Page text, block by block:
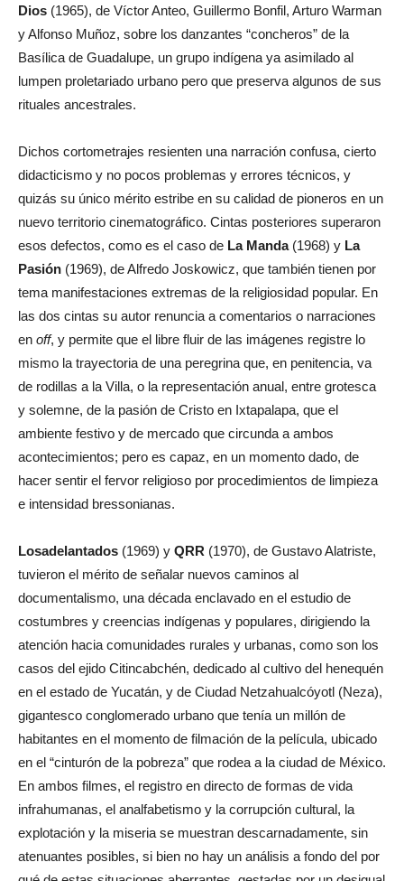
Dios (1965), de Víctor Anteo, Guillermo Bonfil, Arturo Warman
y Alfonso Muñoz, sobre los danzantes “concheros” de la
Basílica de Guadalupe, un grupo indígena ya asimilado al
lumpen proletariado urbano pero que preserva algunos de sus
rituales ancestrales.
Dichos cortometrajes resienten una narración confusa, cierto
didacticismo y no pocos problemas y errores técnicos, y
quizás su único mérito estribe en su calidad de pioneros en un
nuevo territorio cinematográfico. Cintas posteriores superaron
esos defectos, como es el caso de La Manda(1968) y La
Pasión (1969), de Alfredo Joskowicz, que también tienen por
tema manifestaciones extremas de la religiosidad popular. En
las dos cintas su autor renuncia a comentarios o narraciones
en off, y permite que el libre fluir de las imágenes registre lo
mismo la trayectoria de una peregrina que, en penitencia, va
de rodillas a la Villa, o la representación anual, entre grotesca
y solemne, de la pasión de Cristo en Ixtapalapa, que el
ambiente festivo y de mercado que circunda a ambos
acontecimientos; pero es capaz, en un momento dado, de
hacer sentir el fervor religioso por procedimientos de limpieza
e intensidad bressonianas.
Losadelantados (1969) y QRR (1970), de Gustavo Alatriste,
tuvieron el mérito de señalar nuevos caminos al
documentalismo, una década enclavado en el estudio de
costumbres y creencias indígenas y populares, dirigiendo la
atención hacia comunidades rurales y urbanas, como son los
casos del ejido Citincabchén, dedicado al cultivo del henequén
en el estado de Yucatán, y de Ciudad Netzahualcóyotl (Neza),
gigantesco conglomerado urbano que tenía un millón de
habitantes en el momento de filmación de la película, ubicado
en el “cinturón de la pobreza” que rodea a la ciudad de México.
En ambos filmes, el registro en directo de formas de vida
infrahumanas, el analfabetismo y la corrupción cultural, la
explotación y la miseria se muestran descarnadamente, sin
atenuantes posibles, si bien no hay un análisis a fondo del por